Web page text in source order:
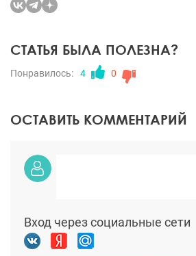
СТАТЬЯ БЫЛА ПОЛЕЗНА?
Понравилось: 4 0
ОСТАВИТЬ КОММЕНТАРИЙ
Вход через социальные сети